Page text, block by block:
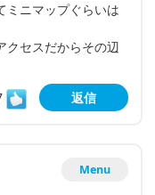
ミニマップぐらいは
クセスだからその辺
返信
Menu